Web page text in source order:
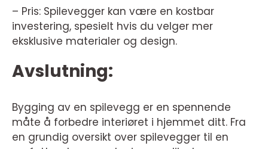
– Pris: Spilevegger kan være en kostbar
investering, spesielt hvis du velger mer
eksklusive materialer og design.
Avslutning:
Bygging av en spilevegg er en spennende
måte å forbedre interiøret i hjemmet ditt. Fra
en grundig oversikt over spilevegger til en